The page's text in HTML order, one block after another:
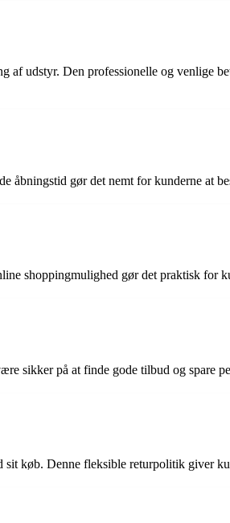
udstyr. Den professionelle og venlige
gør det nemt for kunderne at
shoppingmulighed gør det praktisk for
sikker på at finde gode tilbud og spare
køb. Denne fleksible returpolitik giver